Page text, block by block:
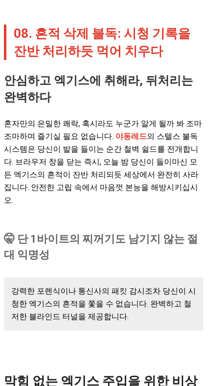
08. 흔적 삭제 불독: 시청 기록을
잔반 처리하듯 먹어 치우다
안심하고 엑기스에 취해라, 뒤처리는
완벽하다
혼자만의 은밀한 쾌락, 혹시라도 누군가 알게 될까 봐 조마
조마하며 즐기실 필요 없습니다. 야동레드의 스텔스 불독
시스템은 당신이 발을 들이는 순간 철벽 쉴드를 전개합니
다. 브라우저 창을 닫는 즉시, 오늘 밤 당신이 들이마신 모
든 엑기스의 흔적이 잔반 처리되듯 세상에서 완전히 사라
집니다. 안전한 고립 속에서 마음껏 본능을 해방시키십시
오.
🤫 단 1바이트의 찌꺼기도 남기지 않는 절
대 익명성
강력한 포렌식이나 통신사의 패킷 감시조차 당신이 시
청한 엑기스의 흔적을 쫓을 수 없습니다. 완벽하고 철
저한 블라인드 터널을 제공합니다.
막힘 없는 엑기스 주입을 위한 비상